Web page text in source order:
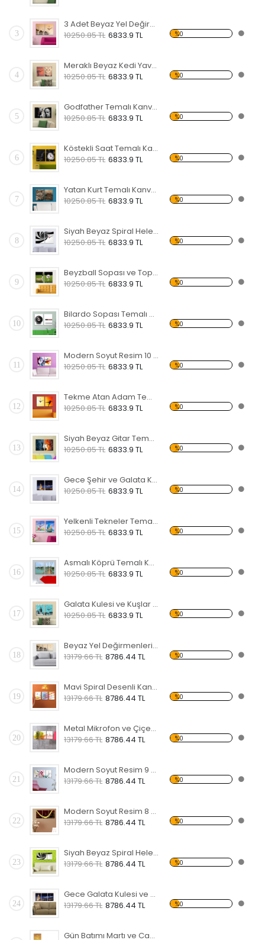
3
3 Adet Beyaz Yel Değirmeni Temalı Kanvas Saat
10250.85 TL 6833.9 TL %0
4
Meraklı Beyaz Kedi Yavrusu Kanvas Saat
10250.85 TL 6833.9 TL %0
5
Godfather Temalı Kanvas Saat
10250.85 TL 6833.9 TL %0
6
Köstekli Saat Temalı Kanvas Saat
10250.85 TL 6833.9 TL %0
7
Yatan Kurt Temalı Kanvas Saat
10250.85 TL 6833.9 TL %0
8
Siyah Beyaz Spiral Helezon 2 Temalı Kanvas Saat
10250.85 TL 6833.9 TL %0
9
Beyzball Sopası ve Topu Temalı Kanvas Saat
10250.85 TL 6833.9 TL %0
10
Bilardo Sopası Temalı Kanvas Saat
10250.85 TL 6833.9 TL %0
11
Modern Soyut Resim 10 Kanvas Saat
10250.85 TL 6833.9 TL %0
12
Tekme Atan Adam Temalı Kanvas Saat
10250.85 TL 6833.9 TL %0
13
Siyah Beyaz Gitar Temalı Kanvas Saat
10250.85 TL 6833.9 TL %0
14
Gece Şehir ve Galata Kulesi Temalı Kanvas Saat
10250.85 TL 6833.9 TL %0
15
Yelkenli Tekneler Temalı Kanvas Saat
10250.85 TL 6833.9 TL %0
16
Asmalı Köprü Temalı Kanvas Saat
10250.85 TL 6833.9 TL %0
17
Galata Kulesi ve Kuşlar Temalı Kanvas Saat
10250.85 TL 6833.9 TL %0
18
Beyaz Yel Değirmenleri Temalı Kanvas Saat
13179.66 TL 8786.44 TL %0
19
Mavi Spiral Desenli Kanvas Saat
13179.66 TL 8786.44 TL %0
20
Metal Mikrofon ve Çiçek Temalı Kanvas Saat
13179.66 TL 8786.44 TL %0
21
Modern Soyut Resim 9 Kanvas Saat
13179.66 TL 8786.44 TL %0
22
Modern Soyut Resim 8 Kanvas Saat
13179.66 TL 8786.44 TL %0
23
Siyah Beyaz Spiral Helezon Temalı Kanvas Saat
13179.66 TL 8786.44 TL %0
24
Gece Galata Kulesi ve Şehir Temalı Kanvas Saat
13179.66 TL 8786.44 TL %0
Gün Batımı Martı ve Cami Temalı Kanvas Saat